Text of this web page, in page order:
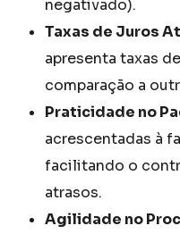
negativado).
Taxas de Juros
apresenta taxas
comparação a
Praticidade no
acrescentadas à
facilitando o
atrasos.
Agilidade no